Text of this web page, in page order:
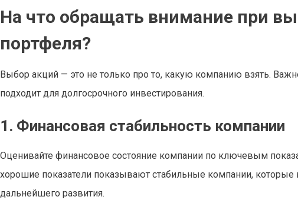
На что обращать внимание при
портфеля?
Выбор акций — это не только про то, какую компанию взять.
подходит для долгосрочного инвестирования.
1. Финансовая стабильность компании
Оценивайте финансовое состояние компании по ключевым
хорошие показатели показывают стабильные компании,
дальнейшего развития.